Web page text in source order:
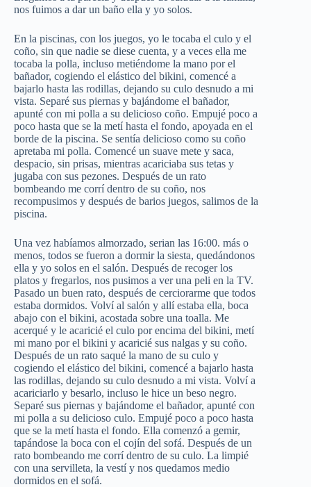
nos fuimos a dar un baño ella y yo solos.
En la piscinas, con los juegos, yo le tocaba el culo y el
coño, sin que nadie se diese cuenta, y a veces ella me
tocaba la polla, incluso metiéndome la mano por el
bañador, cogiendo el elástico del bikini, comencé a
bajarlo hasta las rodillas, dejando su culo desnudo a mi
vista. Separé sus piernas y bajándome el bañador,
apunté con mi polla a su delicioso coño. Empujé poco a
poco hasta que se la metí hasta el fondo, apoyada en el
borde de la piscina. Se sentía delicioso como su coño
apretaba mi polla. Comencé un suave mete y saca,
despacio, sin prisas, mientras acariciaba sus tetas y
jugaba con sus pezones. Después de un rato
bombeando me corrí dentro de su coño, nos
recompusimos y después de barios juegos, salimos de la
piscina.
Una vez habíamos almorzado, serian las 16:00. más o
menos, todos se fueron a dormir la siesta, quedándonos
ella y yo solos en el salón. Después de recoger los
platos y fregarlos, nos pusimos a ver una peli en la TV.
Pasado un buen rato, después de cerciorarme que todos
estaba dormidos. Volví al salón y allí estaba ella, boca
abajo con el bikini, acostada sobre una toalla. Me
acerqué y le acaricié el culo por encima del bikini, metí
mi mano por el bikini y acaricié sus nalgas y su coño.
Después de un rato saqué la mano de su culo y
cogiendo el elástico del bikini, comencé a bajarlo hasta
las rodillas, dejando su culo desnudo a mi vista. Volví a
acariciarlo y besarlo, incluso le hice un beso negro.
Separé sus piernas y bajándome el bañador, apunté con
mi polla a su delicioso culo. Empujé poco a poco hasta
que se la metí hasta el fondo. Ella comenzó a gemir,
tapándose la boca con el cojín del sofá. Después de un
rato bombeando me corrí dentro de su culo. La limpié
con una servilleta, la vestí y nos quedamos medio
dormidos en el sofá.